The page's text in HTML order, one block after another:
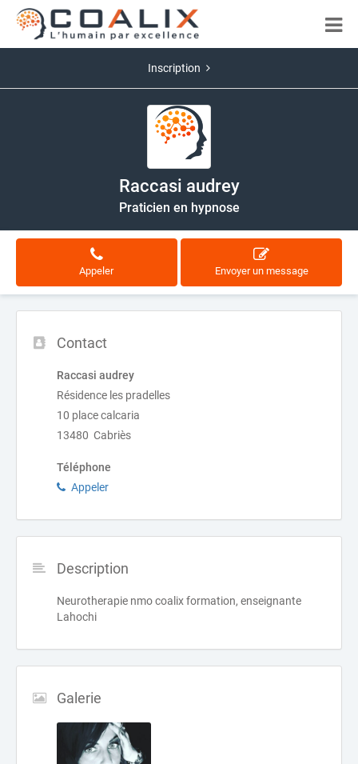
Inscription
Raccasi audrey
Praticien en hypnose
Appeler Envoyer un message
Contact
Raccasi audrey
Résidence les pradelles
10 place calcaria
13480 Cabriès
Téléphone
Appeler
Description
Neurotherapie nmo coalix formation, enseignante
Lahochi
Galerie